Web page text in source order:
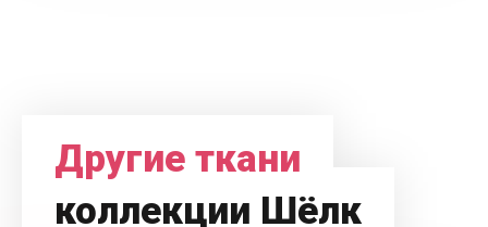
Другие ткани
коллекции Шёлк